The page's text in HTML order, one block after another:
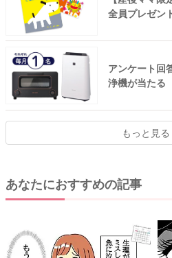
全員プレゼン
アンケート回
浄機が当たる
もっと見る
あなたにおすすめの記事